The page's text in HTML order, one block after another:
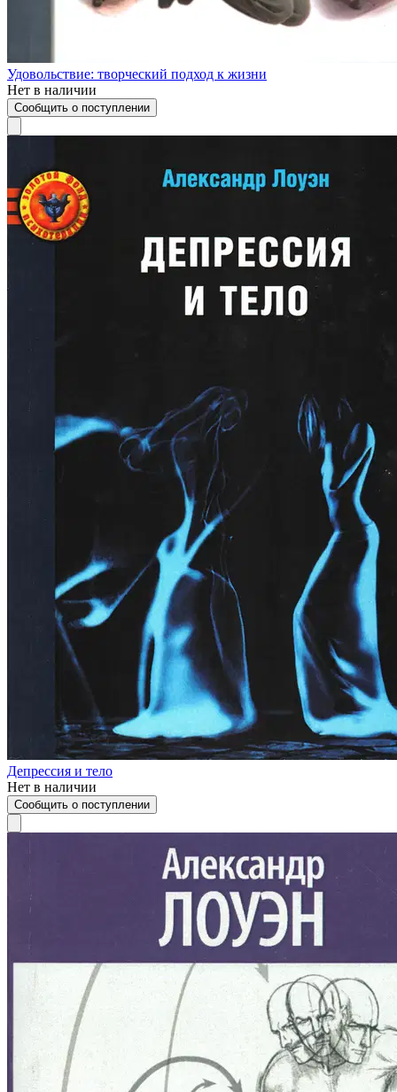
Удовольствие: творческий подход к жизни
Нет в наличии
Сообщить о поступлении
Депрессия и тело
Нет в наличии
Сообщить о поступлении